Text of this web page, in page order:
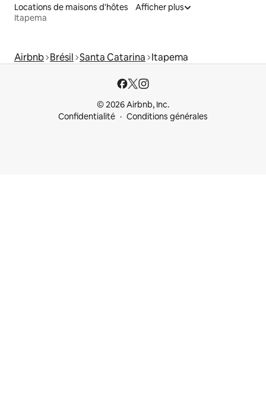
Locations de maisons d'hôtes
Itapema
Afficher plus
Airbnb Brésil Santa Catarina Itapema
© 2026 Airbnb, Inc.
Confidentialité
Conditions générales